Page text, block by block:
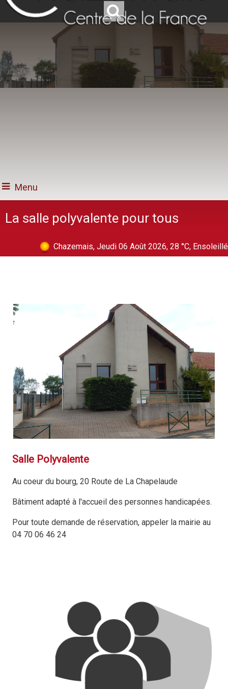
Menu
La salle polyvalente pour tous
Chazemais, Jeudi 06 Août 2026, 28 °C, Ensoleillé
Salle Polyvalente
Au coeur du bourg, 20 Route de La Chapelaude
Bâtiment adapté à l'accueil des personnes handicapées.
Pour toute demande de réservation, appeler la mairie au
04 70 06 46 24